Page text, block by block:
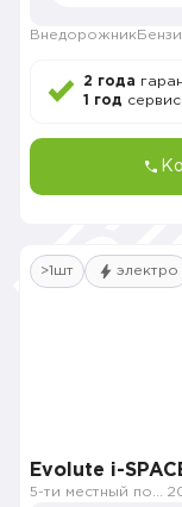
Внедорожник
2 года
1 год
>1шт электро
Evolute i-